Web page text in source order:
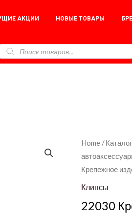
АКЦИИ НОВЫЕ ТОВАРЫ
Home /Каталог
Крепежное
Клипсы
22030
22030
Крепежное
изделие
quantity